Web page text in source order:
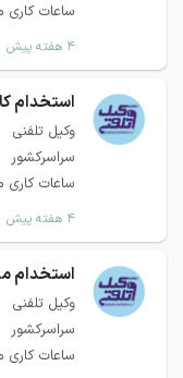
ساعات
۴ هفته پیش
استخدام
وکیل تلفنی
سراسرکشور
ساعات
۴ هفته پیش
استخدام
وکیل تلفنی
سراسرکشور
ساعات